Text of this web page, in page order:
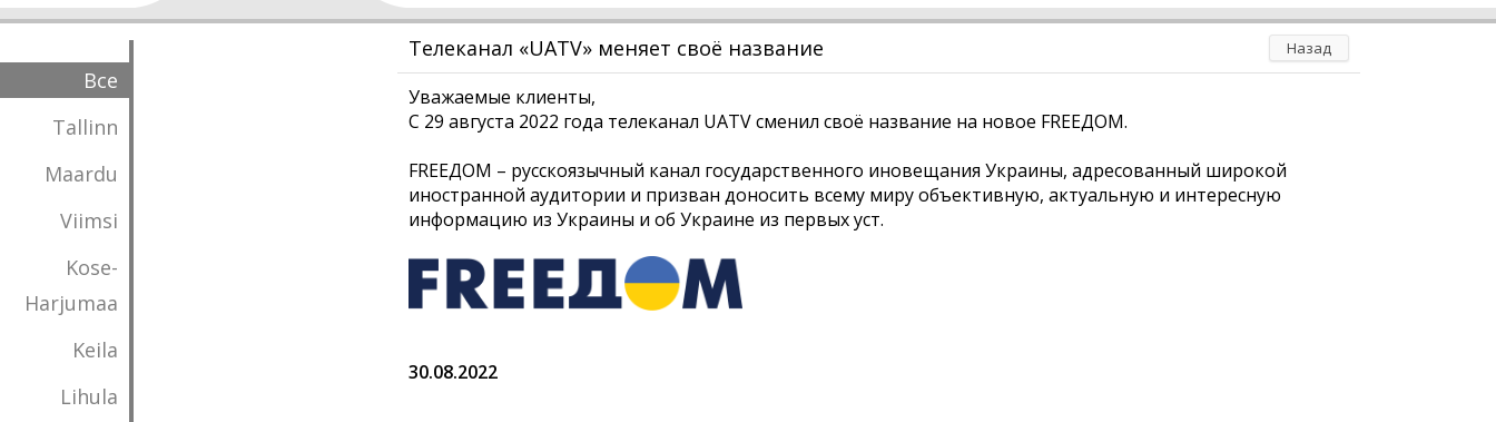
Все
Tallinn
Maardu
Viimsi
Kose-
Harjumaa
Keila
Lihula
Телеканал «UATV» меняет своё название Назад
Уважаемые клиенты,
С 29 августа 2022 года телеканал UATV сменил своё название на новое FREEДОМ.
FREEДОМ – русскоязычный канал государственного иновещания Украины, адресованный широкой
иностранной аудитории и призван доносить всему миру объективную, актуальную и интересную
информацию из Украины и об Украине из первых уст.
30.08.2022